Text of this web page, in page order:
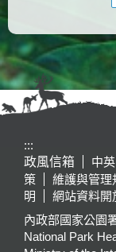
:::
政風信箱
中
策
維護與管理
明
網站資料開
內政部國家公園
National Park